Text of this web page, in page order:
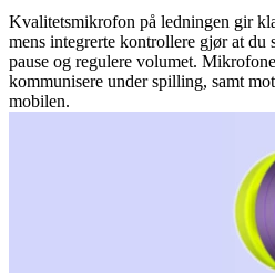
Kvalitetsmikrofon på ledningen gir
mens integrerte kontrollere gjør at du
pause og regulere volumet.
kommunisere under spilling, samt
mobilen.